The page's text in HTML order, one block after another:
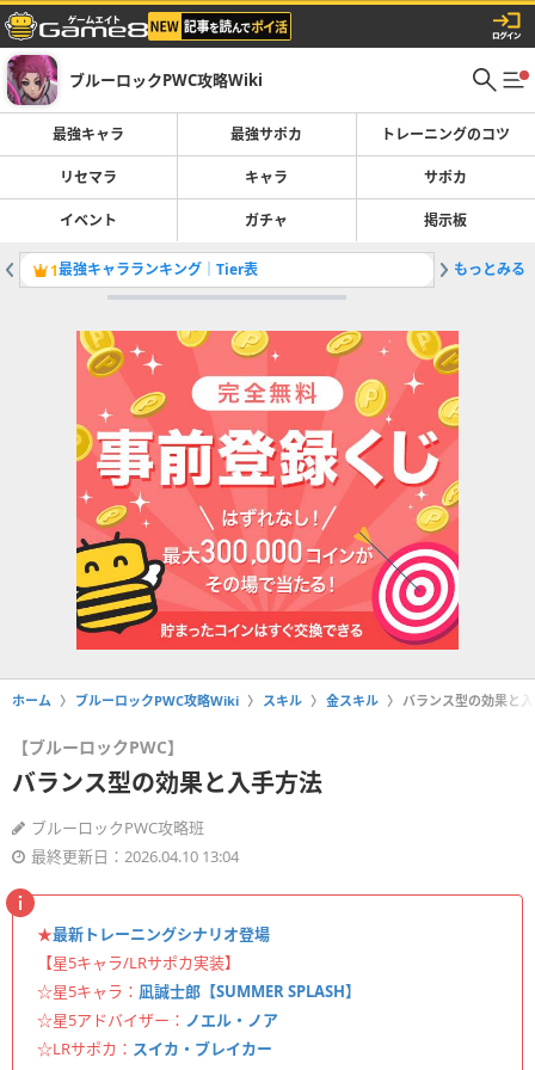
ブルーロックPWC攻略Wiki
最強キャラ 最強サポカ トレーニングのコツ
リセマラ キャラ サポカ
イベント ガチャ 掲示板
1最強キャラランキング｜Tier表 2最強サ
もっとみる
ホーム ブルーロックPWC攻略Wiki スキル 金スキル バランス型の効果と
【ブルーロックPWC】
バランス型の効果と入手方法
ブルーロックPWC攻略班
最終更新日：2026.04.10 13:04
★最新トレーニングシナリオ登場
【星5キャラ/LRサポカ実装】
☆星5キャラ： 凪誠士郎【SUMMER SPLASH】
☆星5アドバイザー： ノエル・ノア
☆LRサポカ： スイカ・ブレイカー